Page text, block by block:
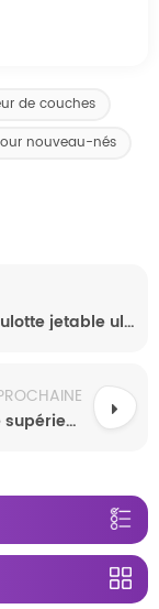
de couches
nouveau-nés
ÉCHANTILLON GRATUIT Couche-culotte jetable ultra fine et de qualité supérieure pour bébé
Couches jetables pour bébé de qualité supérieure. Couches jetables pour bébé les plus vendues.